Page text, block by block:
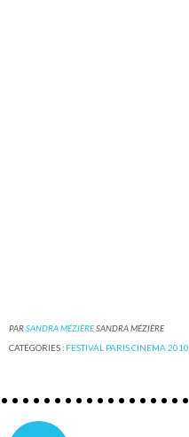
PARSANDRA MÉZIÈRESANDRA MÉZIÈRE
CATÉGORIES : FESTIVAL PARIS CINEMA 2010